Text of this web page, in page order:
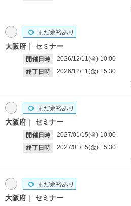
大阪府 セミナー
開催日時 2026/12/11(金) 10:00
終了日時
2026/12/11(金) 15:30
まだ余裕あり
大阪府 セミナー
開催日時 2027/01/15(金) 10:00
終了日時
2027/01/15(金) 15:30
まだ余裕あり
大阪府 セミナー
まだ余裕あり